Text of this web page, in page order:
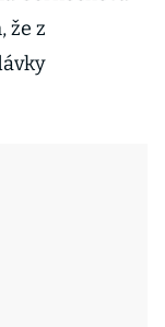
že z